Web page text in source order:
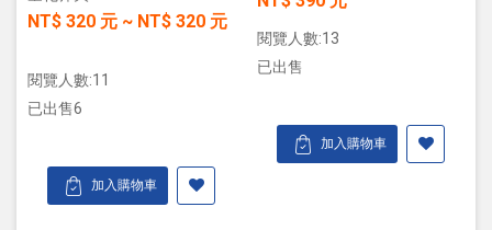
NT$ 320 元 ~ NT$ 320 元
閱覽人數:11
已出售6
加入購物車
閱覽人數:13
已出售
加入購物車